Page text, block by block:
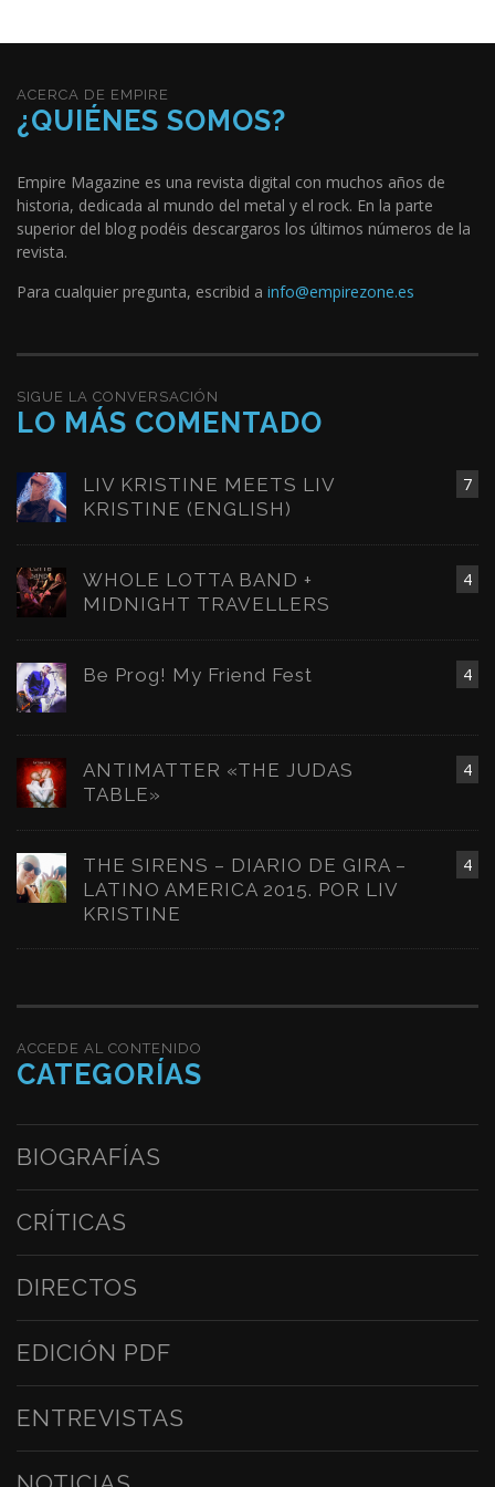
ACERCA DE EMPIRE
¿QUIÉNES SOMOS?
Empire Magazine es una revista digital con muchos años de
historia, dedicada al mundo del metal y el rock. En la parte
superior del blog podéis descargaros los últimos números de la
revista.
Para cualquier pregunta, escribid a info@empirezone.es
SIGUE LA CONVERSACIÓN
LO MÁS COMENTADO
7
LIV KRISTINE MEETS LIV
KRISTINE (ENGLISH)
4
WHOLE LOTTA BAND +
MIDNIGHT TRAVELLERS
4
Be Prog! My Friend Fest
4
ANTIMATTER «THE JUDAS
TABLE»
4
THE SIRENS – DIARIO DE GIRA –
LATINO AMERICA 2015. POR LIV
KRISTINE
ACCEDE AL CONTENIDO
CATEGORÍAS
BIOGRAFÍAS
CRÍTICAS
DIRECTOS
EDICIÓN PDF
ENTREVISTAS